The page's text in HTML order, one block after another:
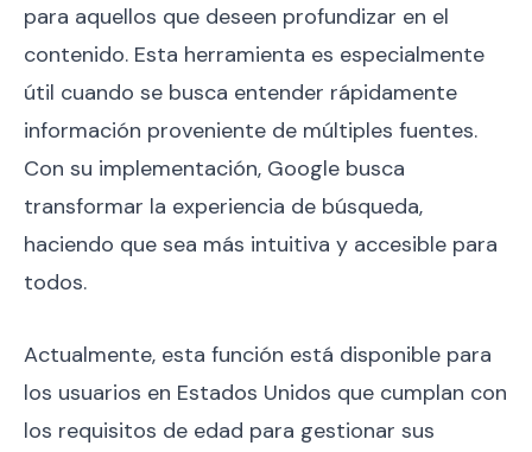
para aquellos que deseen profundizar en el
contenido. Esta herramienta es especialmente
útil cuando se busca entender rápidamente
información proveniente de múltiples fuentes.
Con su implementación, Google busca
transformar la experiencia de búsqueda,
haciendo que sea más intuitiva y accesible para
todos.
Actualmente, esta función está disponible para
los usuarios en Estados Unidos que cumplan con
los requisitos de edad para gestionar sus